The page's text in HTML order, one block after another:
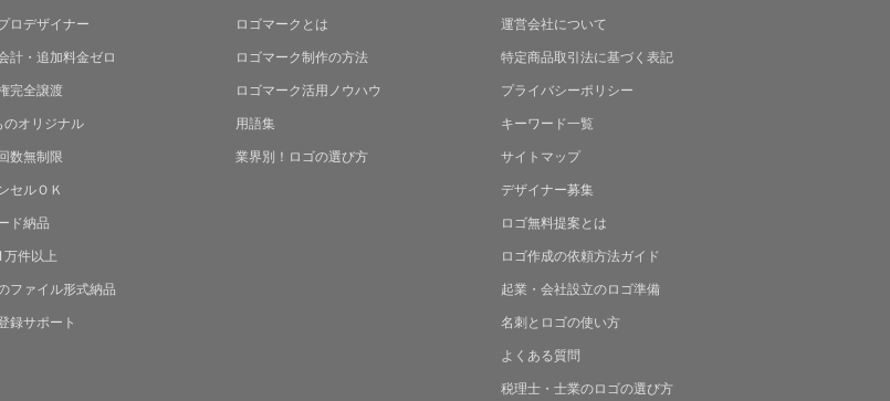
ロデザイナー
計・追加料金ゼロ
完全譲渡
のオリジナル
数無制限
セルＯＫ
ド納品
万件以上
ファイル形式納品
録サポート
ロゴマークとは
ロゴマーク制作の方法
ロゴマーク活用ノウハウ
用語集
業界別！ロゴの選び方
運営会社について
特定商品取引法に基づく表記
プライバシーポリシー
キーワード一覧
サイトマップ
デザイナー募集
ロゴ無料提案とは
ロゴ作成の依頼方法ガイド
起業・会社設立のロゴ準備
名刺とロゴの使い方
よくある質問
税理士・士業のロゴの選び方